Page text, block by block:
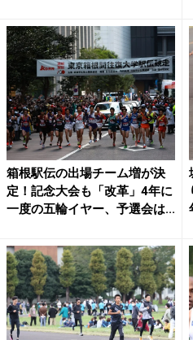
箱根駅伝の出場チーム増が決
定！記念大会も「改革」4年に
一度の五輪イヤー、予選会は...